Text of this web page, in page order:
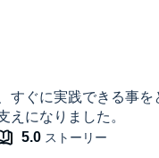
すぐに実践できる事
えになりました。